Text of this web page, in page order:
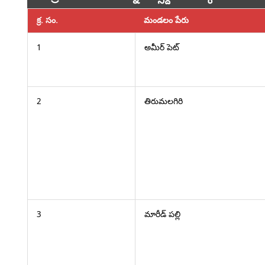
క్ర. సం. మండలం పేరు
1 అమీర్ పెట్
2 తిరుమలగిరి
3 మారీడ్ పల్లి